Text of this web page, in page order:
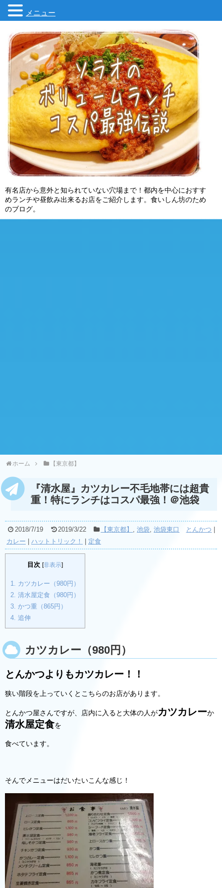
有名店から意外と知られていない穴場まで！都内を中心におすす
めランチや昼飲み出来るお店をご紹介します。食いしん坊のため
のブログ。
ホーム 【東京都】
『清水屋』カツカレー不毛地帯には超貴
重！特にランチはコスパ最強！＠池袋
2018/7/19 2019/3/22 【東京都】 ,池袋,池袋東口 とんかつ
カレー
ハットトリック！ 定食
目次 [非表示]
1.
カツカレー（980円）
2. 清水屋定食（980円）
3. かつ重（865円）
4. 追伸
カツカレー（980円）
とんかつよりもカツカレー！！
狭い階段を上っていくとこちらのお店があります。
とんかつ屋さんですが、店内に入ると大体の人がカツカレーか
清水屋定食を
食べています。
そんでメニューはだいたいこんな感じ！
メニュー